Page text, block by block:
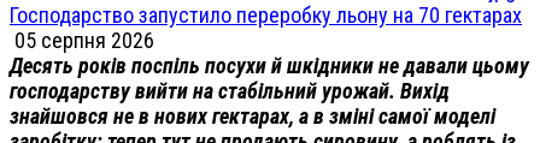
Господарство запустило переробку льону на 70 гектарах
05 серпня 2026
Десять років поспіль посухи й шкідники не давали цьому
господарству вийти на стабільний урожай. Вихід
знайшовся не в нових гектарах, а в зміні самої моделі